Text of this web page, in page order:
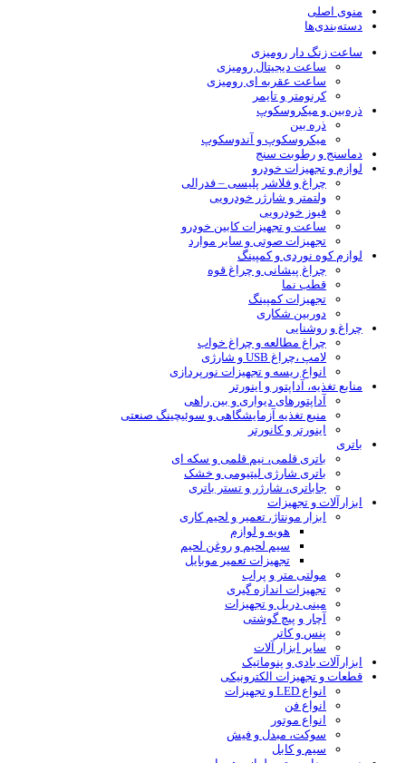
منوی اصلی
دسته‌بندی‌ها
ساعت زنگ دار رومیزی
ساعت دیجیتال رومیزی
ساعت عقربه ای رومیزی
کرنومتر و تایمر
ذره‌بین و میکروسکوپ
ذره بین
میکروسکوپ و آندوسکوپ
دماسنج و رطوبت سنج
لوازم و تجهیزات خودرو
چراغ و فلاشر پلیسی – فدرالی
ولتمتر و شارژر خودرویی
فیوز خودرویی
ساعت و تجهیزات کابین خودرو
تجهیزات صوتی و سایر موارد
لوازم کوه نوردی و کمپینگ
چراغ پیشانی و چراغ قوه
قطب نما
تجهیزات کمپینگ
دوربین شکاری
چراغ و روشنایی
چراغ مطالعه و چراغ خواب
لامپ ،چراغ USB و شارژی
انواع ریسه و تجهیزات نورپردازی
منابع تغذیه، آداپتور و اینورتر
آداپتورهای دیواری و بین راهی
منبع تغذیه آزمایشگاهی و سوئیچینگ صنعتی
اینورتر و کانورتر
باتری
باتری قلمی، نیم قلمی و سکه ای
باتری شارژی لیتیومی و خشک
جاباتری، شارژر و تستر باتری
ابزارآلات و تجهیزات
ابزار مونتاژ، تعمیر و لحیم کاری
هویه و لوازم
سیم لحیم و روغن لحیم
تجهیزات تعمیر موبایل
مولتی متر و پراب
تجهیزات اندازه گیری
مینی دریل و تجهیزات
آچار و پیچ گوشتی
پنس و کاتر
سایر ابزار آلات
ابزارآلات بادی و پنوماتیک
قطعات و تجهیزات الکترونیکی
انواع LED و تجهیزات
انواع فن
انواع موتور
سوکت، مبدل و فیش
سیم و کابل